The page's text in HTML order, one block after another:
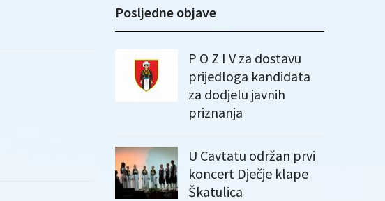
Posljedne objave
P O Z I V za dostavu
prijedloga kandidata
za dodjelu javnih
priznanja
U Cavtatu održan prvi
koncert Dječje klape
Škatulica